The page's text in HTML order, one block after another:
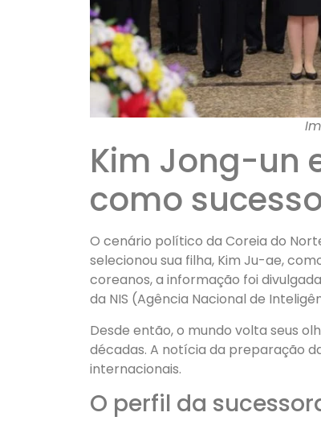
Kim Jong-un
como
O cenário político da Coreia do
selecionou sua filha, Kim Ju-ae,
coreanos, a informação foi
da NIS (Agência Nacional de
Desde então, o mundo volta seus
décadas. A notícia da preparação
internacionais.
O perfil da